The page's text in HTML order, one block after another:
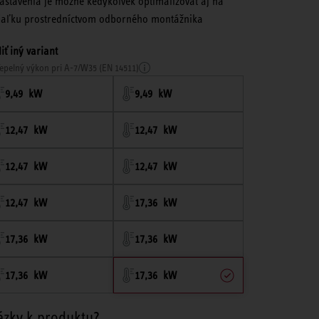
prostredníctvom odborného montážnika
iný variant
výkon pri A-7/W35 (EN 14511)
9,49 kW 9,49 kW
12,47 kW 12,47 kW
12,47 kW 12,47 kW
12,47 kW 17,36 kW
17,36 kW 17,36 kW
17,36 kW 17,36 kW